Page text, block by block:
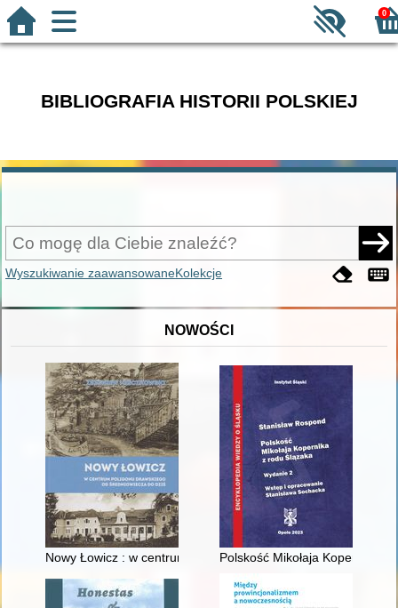
0
BIBLIOGRAFIA HISTORII POLSKIEJ
Wyszukiwanie zaawansowaneKolekcje
NOWOŚCI
Nowy Łowicz : w centrum poligonu drawskiego od
Polskość Mikołaja Kopernika z